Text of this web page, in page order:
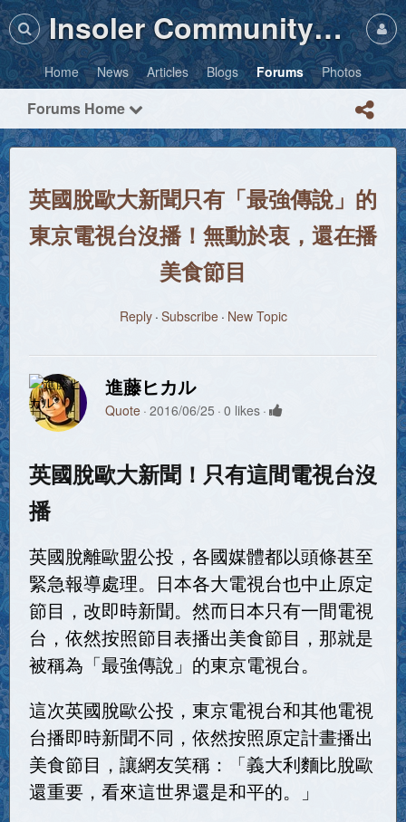
Insoler Community・Photos
Home News Articles Blogs Forums Photos
Forums Home
英國脫歐大新聞只有「最強傳說」的
東京電視台沒播！無動於衷，還在播
美食節目
Reply Subscribe New Topic
進藤ヒカル
Quote 2016/06/25 0 likes
英國脫歐大新聞！只有這間電視台沒
播
英國脫離歐盟公投，各國媒體都以頭條甚至
緊急報導處理。日本各大電視台也中止原定
節目，改即時新聞。然而日本只有一間電視
台，依然按照節目表播出美食節目，那就是
被稱為「最強傳說」的東京電視台。
這次英國脫歐公投，東京電視台和其他電視
台播即時新聞不同，依然按照原定計畫播出
美食節目，讓網友笑稱：「義大利麵比脫歐
還重要，看來這世界還是和平的。」